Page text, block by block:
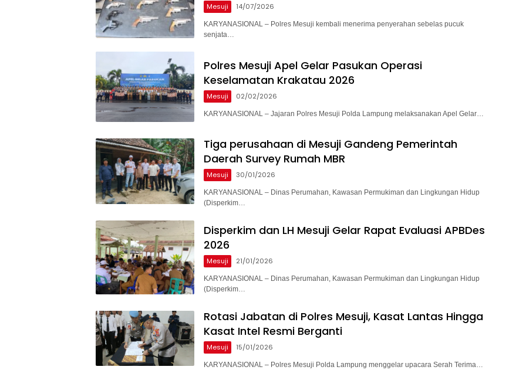
Mesuji 14/07/2026
KARYANASIONAL – Polres Mesuji kembali menerima penyerahan sebelas pucuk
senjata…
Polres Mesuji Apel Gelar Pasukan Operasi
Keselamatan Krakatau 2026
Mesuji 02/02/2026
KARYANASIONAL – Jajaran Polres Mesuji Polda Lampung melaksanakan Apel Gelar…
Tiga perusahaan di Mesuji Gandeng Pemerintah
Daerah Survey Rumah MBR
Mesuji 30/01/2026
KARYANASIONAL – Dinas Perumahan, Kawasan Permukiman dan Lingkungan Hidup
(Disperkim…
Disperkim dan LH Mesuji Gelar Rapat Evaluasi APBDes
2026
Mesuji 21/01/2026
KARYANASIONAL – Dinas Perumahan, Kawasan Permukiman dan Lingkungan Hidup
(Disperkim…
Rotasi Jabatan di Polres Mesuji, Kasat Lantas Hingga
Kasat Intel Resmi Berganti
Mesuji 15/01/2026
KARYANASIONAL – Polres Mesuji Polda Lampung menggelar upacara Serah Terima…